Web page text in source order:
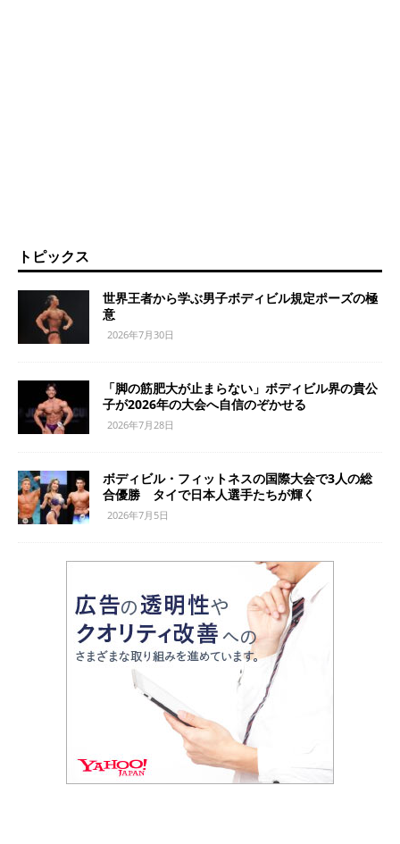
トピックス
世界王者から学ぶ男子ボディビル規定ポーズの極
意
2026年7月30日
「脚の筋肥大が止まらない」ボディビル界の貴公
子が2026年の大会へ自信のぞかせる
2026年7月28日
ボディビル・フィットネスの国際大会で3人の総
合優勝 タイで日本人選手たちが輝く
2026年7月5日